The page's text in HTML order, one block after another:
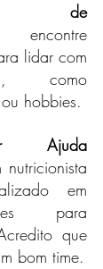
de
lidar com
como
hobbies.
Ajuda
nutricionista
em
para
que
bom time.